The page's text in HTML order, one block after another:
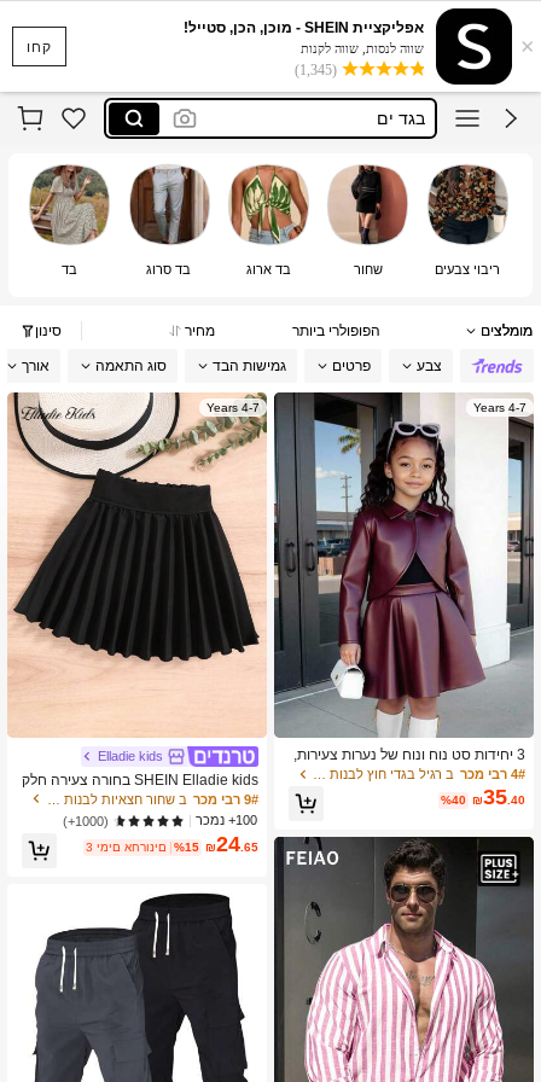
קחו ×
אפליקציית SHEIN - מוכן, הכן, סטייל!
שווה לנסות, שווה לקנות
(1,345)
סקוישים
anewsta שמלות
בגד ים
חצאיות
סקוישים
anewsta שמלות
ריבוי צבעים שחור בד ארוג בד סרוג בד
מומלצים הפופולרי ביותר מחיר סינון
צבע פרטים גמישות הבד סוג התאמה אורך
4-7 Years
3 יחידות סט נוח ונוח של נערות צעירות,
מעיל עור PU בצבע אדום עמוק עם שרוול
ים ארוכים, בשילוב עם חולצה שחורה פש
4# רבי מכר
₪35.40
%40
4-7 Years
Elladie kids
SHEIN Elladie kids בחורה צעירה חלק
חצאית קפלים
9# רבי מכר
100+ נמכר
(1000+)
₪24.65
%15 3 ימים אחרונים